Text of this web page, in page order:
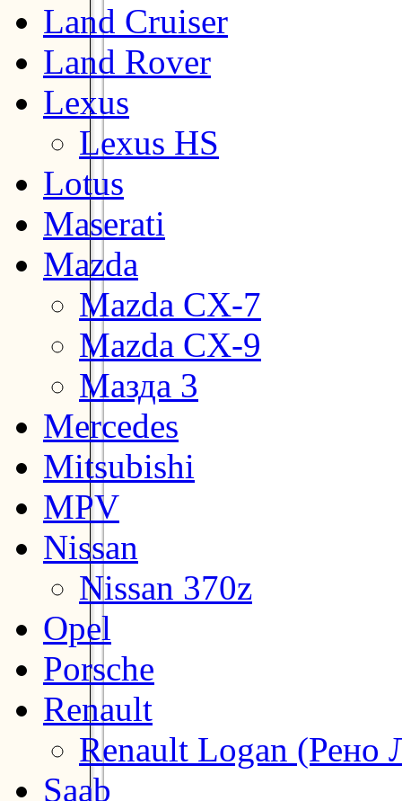
Land Cruiser
Land Rover
Lexus
Lexus HS
Lotus
Maserati
Mazda
Mazda CX-7
Mazda CX-9
Мазда 3
Mercedes
Mitsubishi
MPV
Nissan
Nissan 370z
Opel
Porsche
Renault
Renault Logan (Рено
Saab